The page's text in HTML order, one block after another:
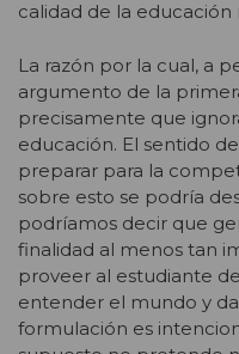
calidad de la
La razón por la cual, a
argumento de la
precisamente que
educación. El sentido
preparar para la
sobre esto se podría
podríamos decir que
finalidad al menos tan
proveer al estudiante
entender el mundo y
formulación es